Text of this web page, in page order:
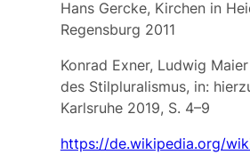
Hans Gercke, Kirchen in
Regensburg 2011
Konrad Exner, Ludwig
des Stilpluralismus, in:
Karlsruhe 2019, S. 4–9
https://de.wikipedia.org/